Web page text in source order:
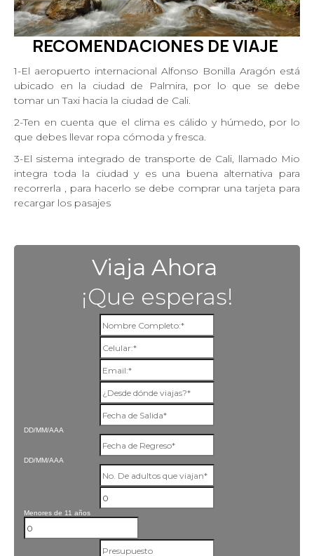
RECOMENDACIONES DEVIAJE
1-El aeropuerto internacional Alfonso Bonilla Aragón está
ubicado en la ciudad de Palmira, por lo que se debe
tomar un Taxi hacia la ciudad de Cali.
2-Ten en cuenta que el clima es cálido y húmedo, por lo
que debes llevar ropa cómoda y fresca.
3-El sistema integrado de transporte de Cali, llamado Mio
integra toda la ciudad y es una buena alternativa para
recorrerla , para hacerlo se debe comprar una tarjeta para
recargar los pasajes
Viaja Ahora
¡Que esperas!
DD/MM/AAA
DD/MM/AAA
Menores de 11 años